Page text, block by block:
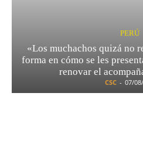
PERÚ
«Los muchachos quizá no
forma en cómo se les
renovar el
CSC - 07/